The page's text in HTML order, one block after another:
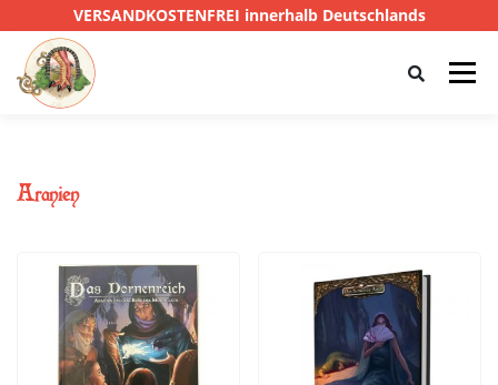
VERSANDKOSTENFREI innerhalb Deutschlands
Menü
SONSTIGE
Aranien